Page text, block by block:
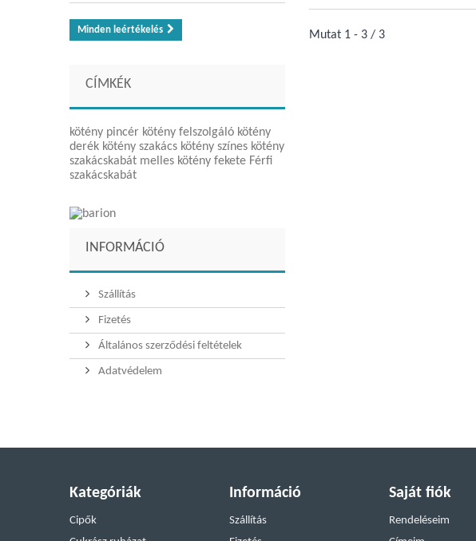
Minden leértékelés
CÍMKÉK
kötény pincér kötény felszolgáló kötény
derék kötény szakács kötény színes kötény
szakácskabát melles kötény fekete Férfi
szakácskabát
INFORMÁCIÓ
Szállítás
Fizetés
Általános szerződési feltételek
Adatvédelem
Mutat 1 - 3 / 3
Kategóriák
Cipők
Információ
Szállítás
Saját fiók
Rendeléseim